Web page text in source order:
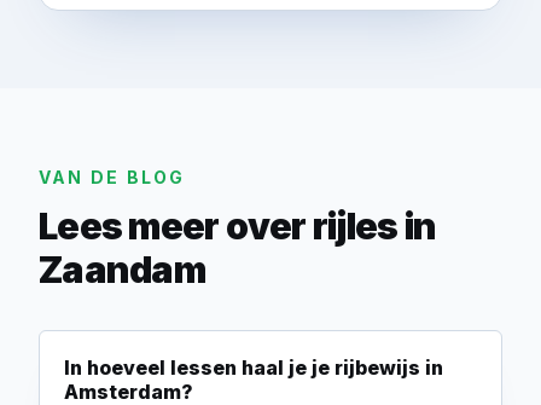
VAN DE BLOG
Lees meer over rijles in
Zaandam
In hoeveel lessen haal je je rijbewijs in
Amsterdam?